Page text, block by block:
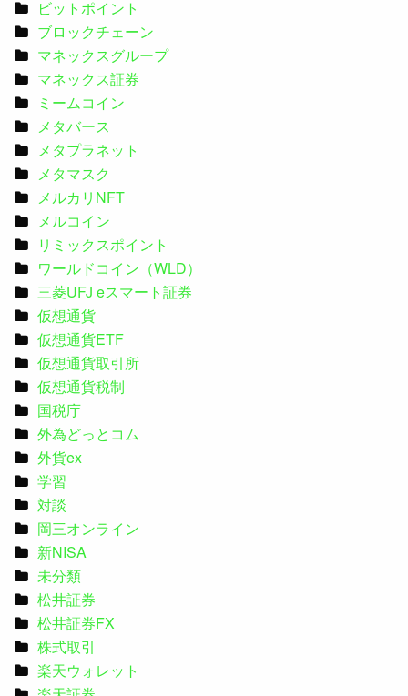
ビットポイント
ブロックチェーン
マネックスグループ
マネックス証券
ミームコイン
メタバース
メタプラネット
メタマスク
メルカリNFT
メルコイン
リミックスポイント
ワールドコイン（WLD）
三菱UFJ eスマート証券
仮想通貨
仮想通貨ETF
仮想通貨取引所
仮想通貨税制
国税庁
外為どっとコム
外貨ex
学習
対談
岡三オンライン
新NISA
未分類
松井証券
松井証券FX
株式取引
楽天ウォレット